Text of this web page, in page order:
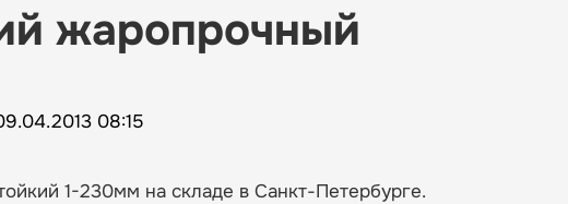
жаропрочный
08:15
1-230мм на складе в Санкт-Петербурге.